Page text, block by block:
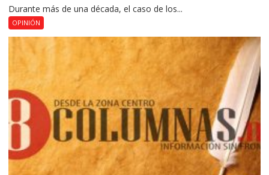
Durante más de una década, el caso de los...
OPINIÓN